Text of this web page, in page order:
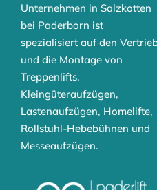
Unternehmen in Salzkotten
bei Paderborn ist
spezialisiert auf den
und die Montage von
Treppenlifts,
Kleingüteraufzügen,
Lastenaufzügen, Homelifte,
Rollstuhl-Hebebühnen und
Messeaufzügen.